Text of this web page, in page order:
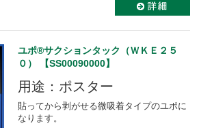
ユポ®サクションタック（ＷＫＥ２５
０） 【SS00090000】
用途：ポスター
貼ってから剥がせる微吸着タイプのユポに
なります。